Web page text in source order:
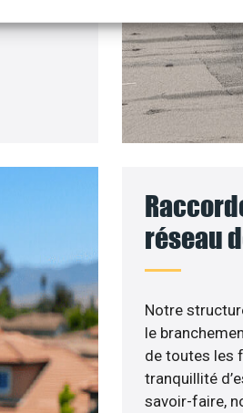
réseau
Notre
le
de toutes les
tranquillité
savoir-faire,